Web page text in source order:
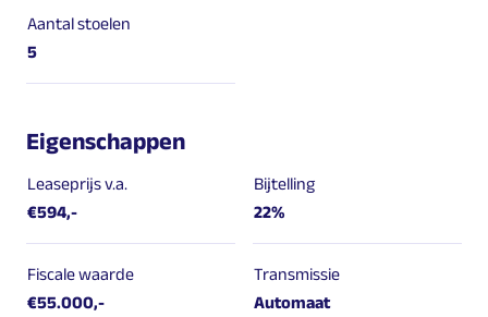
Aantal stoelen
5
Eigenschappen
Leaseprijs v.a.
€594,-
Bijtelling
22%
Fiscale waarde
€55.000,-
Transmissie
Automaat